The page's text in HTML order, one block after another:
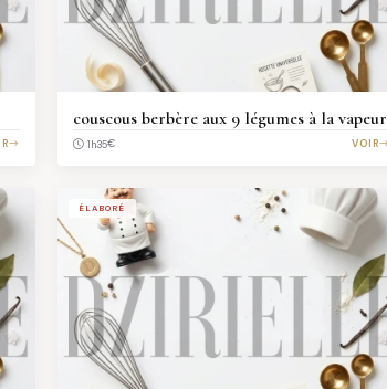
couscous berbère aux 9 légumes à la vapeur
1h35€ VOIR
ÉLABORÉ